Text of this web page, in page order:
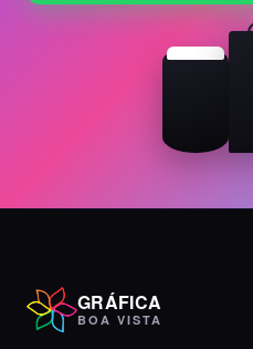
GRÁFICA
BOA VISTA